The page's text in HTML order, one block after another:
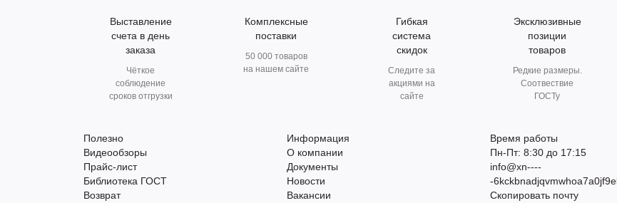
Выставление
счета в день
заказа
Чёткое
соблюдение
сроков отгрузки
Комплексные
поставки
50 000 товаров
на нашем сайте
Гибкая
система
скидок
Следите за
акциями на
сайте
Эксклюзивные
позиции
товаров
Редкие размеры.
Соотвествие
ГОСТу
Полезно
Видеообзоры
Прайс-лист
Библиотека ГОСТ
Возврат
Информация
О компании
Документы
Новости
Вакансии
Время работы
Пн-Пт: 8:30 до 17:15
info@xn----
-
Скопировать почту